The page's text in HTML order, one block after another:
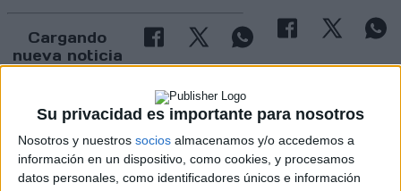
Su privacidad es importante para nosotros
Nosotros y nuestros socios almacenamos y/o accedemos a
información en un dispositivo, como cookies, y procesamos
datos personales, como identificadores únicos e información
Cargando
nueva noticia
No hay más noticias en esta categoría.